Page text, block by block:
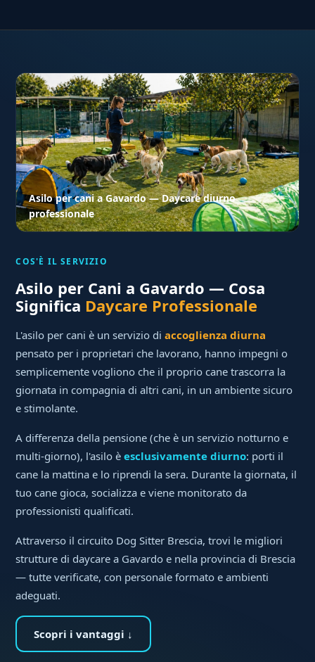
Asilo per cani a Gavardo — Daycare diurno
professionale
COS'È IL SERVIZIO
Asilo per Cani a Gavardo — Cosa
Significa Daycare Professionale
L'asilo per cani è un servizio diaccoglienza diurna
pensato per i proprietari che lavorano, hanno impegni o
semplicemente vogliono che il proprio cane trascorra la
giornata in compagnia di altri cani, in un ambiente sicuro
e stimolante.
A differenza della pensione (che è un servizio notturno e
multi-giorno), l'asilo èesclusivamente diurno: porti il
cane la mattina e lo riprendi la sera. Durante la giornata, il
tuo cane gioca, socializza e viene monitorato da
professionisti qualificati.
Attraverso il circuito Dog Sitter Brescia, trovi le migliori
strutture di daycare a Gavardo e nella provincia di Brescia
— tutte verificate, con personale formato e ambienti
adeguati.
Scopri i vantaggi ↓